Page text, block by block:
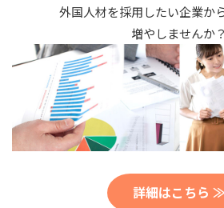
外国人材を採用したい企業か
増やしませんか？
詳細はこちら ≫